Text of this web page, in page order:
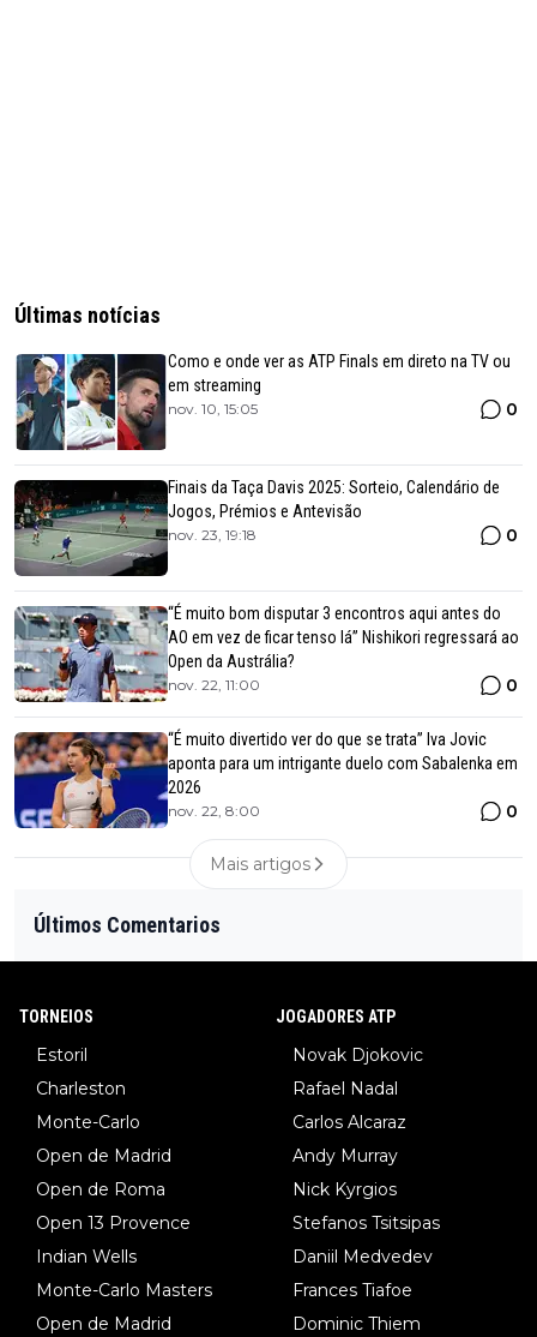
Últimas notícias
Como e onde ver as ATP Finals em direto na TV ou
em streaming
nov. 10, 15:05 0
Finais da Taça Davis 2025: Sorteio, Calendário de
Jogos, Prémios e Antevisão
nov. 23, 19:18 0
“É muito bom disputar 3 encontros aqui antes do
AO em vez de ficar tenso lá” Nishikori regressará ao
Open da Austrália?
nov. 22, 11:00 0
“É muito divertido ver do que se trata” Iva Jovic
aponta para um intrigante duelo com Sabalenka em
2026
nov. 22, 8:00 0
Mais artigos
Últimos Comentarios
TORNEIOS
Estoril
Charleston
Monte-Carlo
Open de Madrid
Open de Roma
Open 13 Provence
Indian Wells
Monte-Carlo Masters
Open de Madrid
JOGADORES ATP
Novak Djokovic
Rafael Nadal
Carlos Alcaraz
Andy Murray
Nick Kyrgios
Stefanos Tsitsipas
Daniil Medvedev
Frances Tiafoe
Dominic Thiem